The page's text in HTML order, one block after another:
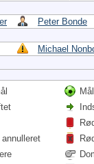
Peter Bonde
Michael